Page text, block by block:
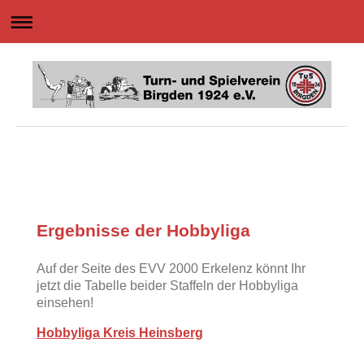
Ergebnisse der Hobbyliga
Auf der Seite des EVV 2000 Erkelenz könnt Ihr
jetzt die Tabelle beider Staffeln der Hobbyliga
einsehen!
Hobbyliga Kreis Heinsberg